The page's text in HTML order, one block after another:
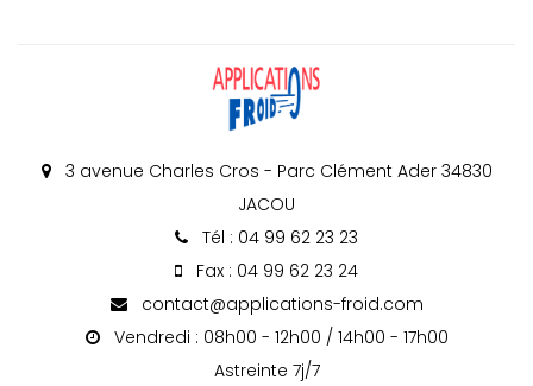
3 avenue Charles Cros - Parc Clément Ader 34830
JACOU
Tél : 04 99 62 23 23
Fax : 04 99 62 23 24
contact@applications-froid.com
Vendredi : 08h00 - 12h00 / 14h00 - 17h00
Astreinte 7j/7